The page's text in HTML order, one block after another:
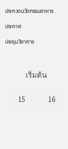
ประกวดนวัตกรรมอาหาร
ประกาศ
ประชุมวิชาการ
เริ่มต้น
15 16